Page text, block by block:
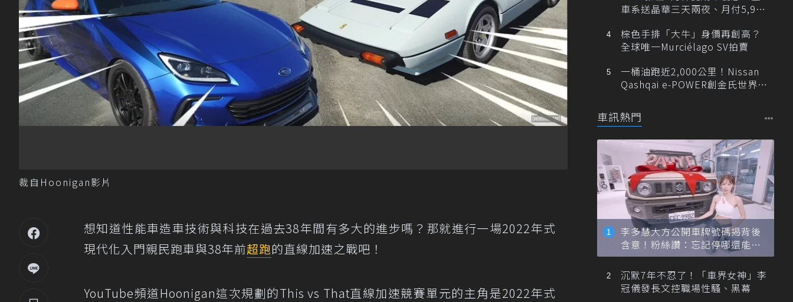
裁自Hoonigan影片
想知道性能車造車技術與科技在過去38年間有多大的進步嗎？那就進行一場2022年式
現代化入門親民跑車與38年前超跑的直線加速之戰吧！
YouTube頻道Hoonigan這次規劃的This vs That直線加速競賽單元的主角是2022年式
車系送晶華三天兩夜、月付5,900
棕色手排「大牛」身價再創高？
全球唯一Murciélago SV拍賣
一桶油跑近2,000公里！Nissan
Qashqai e-POWER創金氏世界紀
車訊熱門
李多慧大方公開車牌號碼揭背後
含意！粉絲讚：忘記停哪還能幫
忙找車
沉默7年不忍了！「車界女神」李
冠儀發長文控職場性騷、黑幕